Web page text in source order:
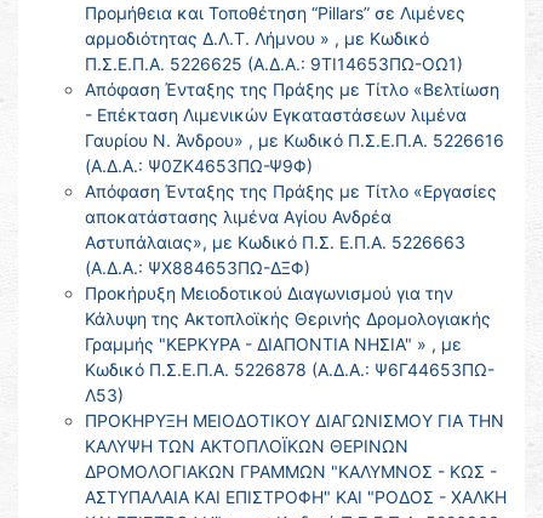
Προμήθεια και Τοποθέτηση “Pillars” σε Λιμένες
αρμοδιότητας Δ.Λ.Τ. Λήμνου » , με Κωδικό
Π.Σ.Ε.Π.Α. 5226625 (Α.Δ.Α.: 9ΤΙ14653ΠΩ-ΟΩ1)
Απόφαση Ένταξης της Πράξης με Τίτλο «Βελτίωση
- Επέκταση Λιμενικών Εγκαταστάσεων λιμένα
Γαυρίου Ν. Άνδρου» , με Κωδικό Π.Σ.Ε.Π.Α. 5226616
(Α.Δ.Α.: Ψ0ΖΚ4653ΠΩ-Ψ9Φ)
Απόφαση Ένταξης της Πράξης με Τίτλο «Εργασίες
αποκατάστασης λιμένα Αγίου Ανδρέα
Αστυπάλαιας», με Κωδικό Π.Σ. Ε.Π.Α. 5226663
(Α.Δ.Α.: ΨΧ884653ΠΩ-ΔΞΦ)
Προκήρυξη Μειοδοτικού Διαγωνισμού για την
Κάλυψη της Ακτοπλοϊκής Θερινής Δρομολογιακής
Γραμμής "ΚΕΡΚΥΡΑ - ΔΙΑΠΟΝΤΙΑ ΝΗΣΙΑ" » , με
Κωδικό Π.Σ.Ε.Π.Α. 5226878 (Α.Δ.Α.: Ψ6Γ44653ΠΩ-
Λ53)
ΠΡΟΚΗΡΥΞΗ ΜΕΙΟΔΟΤΙΚΟΥ ΔΙΑΓΩΝΙΣΜΟΥ ΓΙΑ ΤΗΝ
ΚΑΛΥΨΗ ΤΩΝ ΑΚΤΟΠΛΟΪΚΩΝ ΘΕΡΙΝΩΝ
ΔΡΟΜΟΛΟΓΙΑΚΩΝ ΓΡΑΜΜΩΝ "ΚΑΛΥΜΝΟΣ - ΚΩΣ -
ΑΣΤΥΠΑΛΑΙΑ ΚΑΙ ΕΠΙΣΤΡΟΦΗ" ΚΑΙ "ΡΟΔΟΣ - ΧΑΛΚΗ